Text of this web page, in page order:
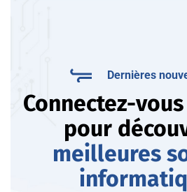
Dernières
Connectez-
pour
meilleures